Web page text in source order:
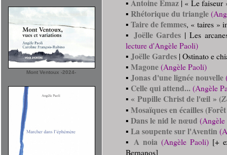
Mont Ventoux -2024-
▪ Antoine Emaz | « Le faiseur
▪ Rhétorique du triangle
▪ Taire de femmes, « taires »
▪ Joëlle Gardes | Les
lecture d'Angèle Paoli)
▪ Joëlle Gardes | Ostinato e
▪ Magone(Angèle Paoli)
▪ Jonas d'une lignée nouvelle
▪ Celle qui attend... (Angèle
▪ « Pupille Christ de l'œil » (
▪ Mosaïques en écailles
▪ Dans le nid le nœud
▪ La soupente sur l'Aventin
▪ A noia (Angèle Paoli) [+
Bernanos]